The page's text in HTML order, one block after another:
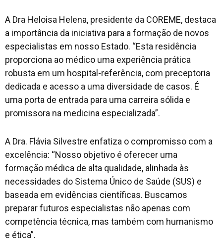
A Dra Heloisa Helena, presidente da COREME, destaca
a importância da iniciativa para a formação de novos
especialistas em nosso Estado. “Esta residência
proporciona ao médico uma experiência prática
robusta em um hospital-referência, com preceptoria
dedicada e acesso a uma diversidade de casos. É
uma porta de entrada para uma carreira sólida e
promissora na medicina especializada”.
A Dra. Flávia Silvestre enfatiza o compromisso com a
excelência: “Nosso objetivo é oferecer uma
formação médica de alta qualidade, alinhada às
necessidades do Sistema Único de Saúde (SUS) e
baseada em evidências científicas. Buscamos
preparar futuros especialistas não apenas com
competência técnica, mas também com humanismo
e ética”.